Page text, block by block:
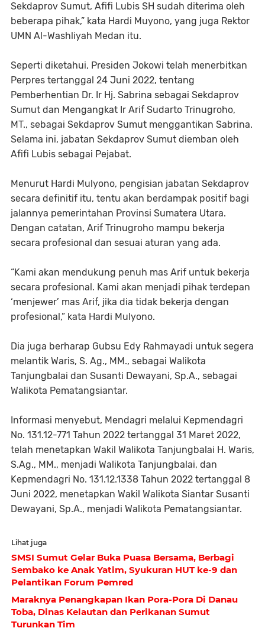
Sekdaprov Sumut, Afifi Lubis SH sudah diterima oleh
beberapa pihak,” kata Hardi Muyono, yang juga Rektor
UMN Al-Washliyah Medan itu.
Seperti diketahui, Presiden Jokowi telah menerbitkan
Perpres tertanggal 24 Juni 2022, tentang
Pemberhentian Dr. Ir Hj. Sabrina sebagai Sekdaprov
Sumut dan Mengangkat Ir Arif Sudarto Trinugroho,
MT., sebagai Sekdaprov Sumut menggantikan Sabrina.
Selama ini, jabatan Sekdaprov Sumut diemban oleh
Afifi Lubis sebagai Pejabat.
Menurut Hardi Mulyono, pengisian jabatan Sekdaprov
secara definitif itu, tentu akan berdampak positif bagi
jalannya pemerintahan Provinsi Sumatera Utara.
Dengan catatan, Arif Trinugroho mampu bekerja
secara profesional dan sesuai aturan yang ada.
“Kami akan mendukung penuh mas Arif untuk bekerja
secara profesional. Kami akan menjadi pihak terdepan
‘menjewer’ mas Arif, jika dia tidak bekerja dengan
profesional,” kata Hardi Mulyono.
Dia juga berharap Gubsu Edy Rahmayadi untuk segera
melantik Waris, S. Ag., MM., sebagai Walikota
Tanjungbalai dan Susanti Dewayani, Sp.A., sebagai
Walikota Pematangsiantar.
Informasi menyebut, Mendagri melalui Kepmendagri
No. 131.12-771 Tahun 2022 tertanggal 31 Maret 2022,
telah menetapkan Wakil Walikota Tanjungbalai H. Waris,
S.Ag., MM., menjadi Walikota Tanjungbalai, dan
Kepmendagri No. 131.12.1338 Tahun 2022 tertanggal 8
Juni 2022, menetapkan Wakil Walikota Siantar Susanti
Dewayani, Sp.A., menjadi Walikota Pematangsiantar.
Lihat juga
SMSI Sumut Gelar Buka Puasa Bersama, Berbagi
Sembako ke Anak Yatim, Syukuran HUT ke-9 dan
Pelantikan Forum Pemred
Maraknya Penangkapan Ikan Pora-Pora Di Danau
Toba, Dinas Kelautan dan Perikanan Sumut
Turunkan Tim